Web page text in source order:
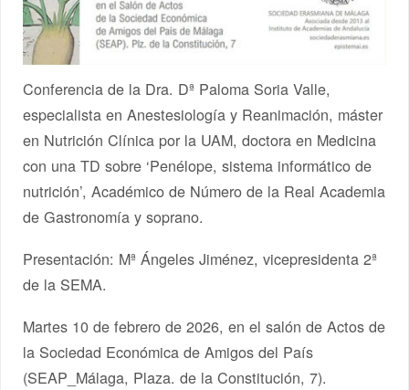
Conferencia de la Dra. Dª Paloma Soria Valle,
especialista en Anestesiología y Reanimación, máster
en Nutrición Clínica por la UAM, doctora en Medicina
con una TD sobre ‘Penélope, sistema informático de
nutrición’, Académico de Número de la Real Academia
de Gastronomía y soprano.
Presentación: Mª Ángeles Jiménez, vicepresidenta 2ª
de la SEMA.
Martes 10 de febrero de 2026, en el salón de Actos de
la Sociedad Económica de Amigos del País
(SEAP_Málaga, Plaza. de la Constitución, 7).